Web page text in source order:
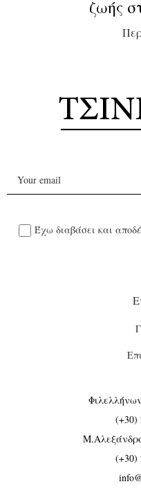
ζωής
Έχω διαβάσει και
(+30)
(+30)